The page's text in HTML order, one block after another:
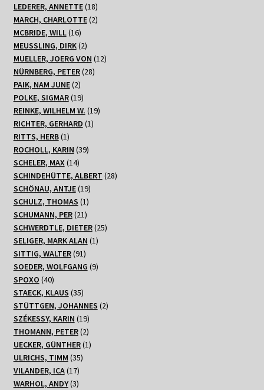
Produkte
LEDERER, ANNETTE 1818
Produkte
MARCH, CHARLOTTE 22
MCBRIDE, WILL 1616
Produkte
MEUSSLING, DIRK 22
Produkte
MUELLER, JOERG VON 1212
NÜRNBERG, PETER 2828
PAIK, NAM JUNE 22
Produkte
POLKE, SIGMAR 1919
Produkte
REINKE, WILHELM W. 1919
RICHTER, GERHARD 11
RITTS, HERB 11
Produkt
ROCHOLL, KARIN 3939
SCHELER, MAX 1414
Produkte
SCHINDEHÜTTE, ALBERT 2828
SCHÖNAU, ANTJE 1919
Produkte
SCHULZ, THOMAS 11
Produkt
SCHUMANN, PER 2121
Produkte
SCHWERDTLE, DIETER 2525
SELIGER, MARK ALAN 11
SITTIG, WALTER 9191
Produkte
SOEDER, WOLFGANG 99
SPOXO 4040
Produkte
STAECK, KLAUS 3535
Produkte
STÜTTGEN, JOHANNES 22
SZÉKESSY, KARIN 1919
Produkte
THOMANN, PETER 22
Produkte
UECKER, GÜNTHER 11
ULRICHS, TIMM 3535
VILANDER, ICA 1717
Produkte
WARHOL, ANDY 33